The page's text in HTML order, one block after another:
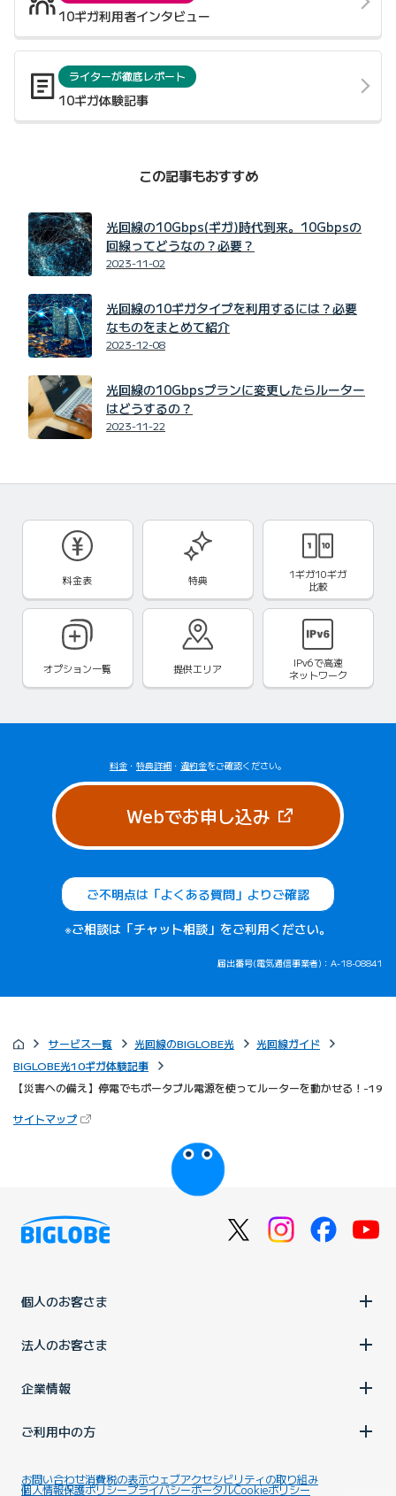
10ギガ利用者インタビュー
ライターが徹底レポート
10ギガ体験記事
この記事もおすすめ
光回線の10Gbps(ギガ)時代到来。10Gbpsの
回線ってどうなの？必要？
2023-11-02
光回線の10ギガタイプを利用するには？必要
なものをまとめて紹介
2023-12-08
光回線の10Gbpsプランに変更したらルーター
はどうするの？
2023-11-22
料金表 特典
1ギガ10ギガ
比較
オプション一覧 提供エリア IPv6で高速
ネットワーク
料金 ・ 特典詳細 ・ 違約金をご確認ください。
Webでお申し込み（新しいタブ
ご不明点は「よくある質問」よりご確認
※ご相談は「チャット相談」をご利用ください。
届出番号(電気通信事業者)：A-18-08841
サービス一覧 光回線のBIGLOBE光
光回線ガイド
BIGLOBE光10ギガ体験記事
【災害への備え】停電でもポータブル電源を使ってルーターを動かせる！-19
サイトマップ（新しいタブで開きます）
びっぷるのページ
個人のお客さま
法人のお客さま
企業情報
ご利用中の方
お問い合わせ消費税の表示ウェブアクセシビリティの取り組み
個人情報保護ポリシープライバシーポータルCookieポリシー